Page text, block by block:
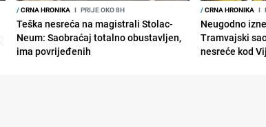
/CRNA HRONIKA I PRIJE OKO 8H
Teška nesreća na magistrali Stolac-
Neum: Saobraćaj totalno obustavljen,
ima povrijeđenih
/CRNA HRONIKA I
Neugodno
Tramvajski
nesreće kod